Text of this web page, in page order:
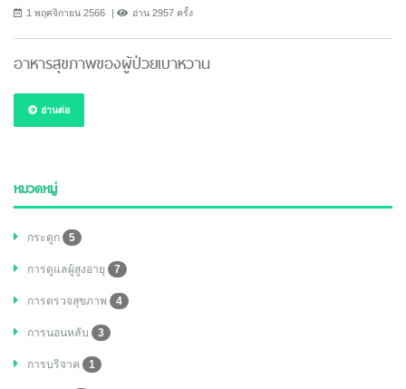
1 พฤศจิกายน 2566 อ่าน 2957 ครั้ง
อาหารสุขภาพของผู้ป่วยเบาหวาน
อ่านต่อ
หมวดหมู่
กระดูก 5
การดูแลผู้สูงอายุ 7
การตรวจสุขภาพ 4
การนอนหลับ 3
การบริจาค 1